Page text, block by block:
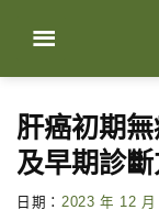
content
肝癌初期
及早期診
日期： 2023 年 12 月